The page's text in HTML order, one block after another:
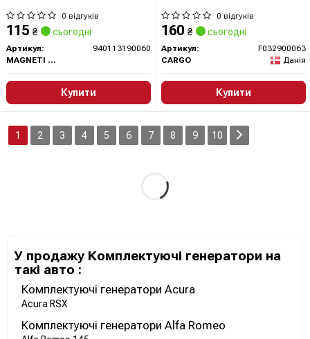
0 відгуків
115 ₴ сьогодні
Артикул:
940113190060
MAGNETI MARELLI
Купити
0 відгуків
160 ₴ сьогодні
Артикул:
F032900063
CARGO
Данія
Купити
1 2 3 4 5 6 7 8 9 10
У продажу Комплектуючі генератори на
такі авто :
Комплектуючі генератори Acura
Acura RSX
Комплектуючі генератори Alfa Romeo